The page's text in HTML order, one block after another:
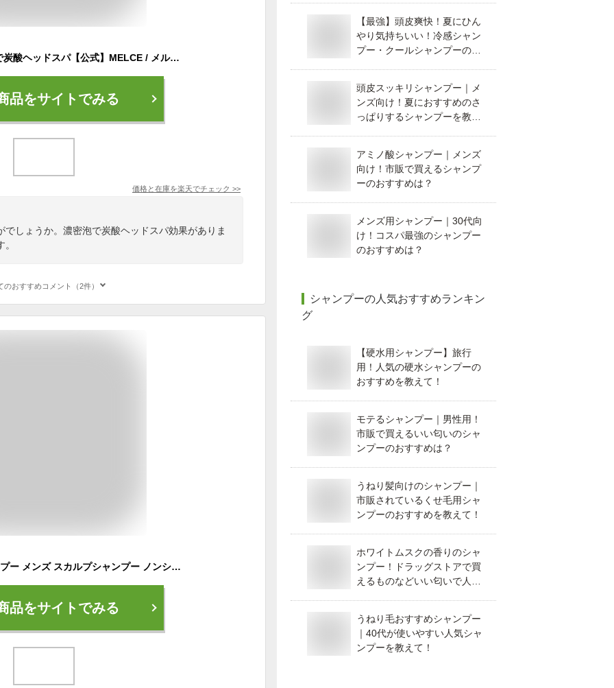
【64%OFF】濃密泡で炭酸ヘッドスパ【公式】MELCE / メルス スパークリング スパシャンプー | 炭酸シャンプー 濃密泡 ノンシリコン 頭皮ケア クレイ 炭 ヘッドスパ ダメージ補修 生トリートメント 200g 白髪
品をサイトでみる
価格と在庫を楽天でチェック >>
しょうか。濃密泡で炭酸ヘッドスパ効果がありま
のおすすめコメント（2件）
ADOMEN 炭酸シャンプー メンズ スカルプシャンプー ノンシリコン【濃密泡「頭皮スッキリニオイケア」毛髪診断士監修】大容量320g
品をサイトでみる
【最強】頭皮爽快！夏にひん
やり気持ちいい！冷感シャン
プー・クールシャンプーのお
頭皮スッキリシャンプー｜メ
ンズ向け！夏におすすめのさ
っぱりするシャンプーを教え
アミノ酸シャンプー｜メンズ
向け！市販で買えるシャンプ
ーのおすすめは？
メンズ用シャンプー｜30代向
け！コスパ最強のシャンプー
のおすすめは？
シャンプーの人気おすすめランキン
グ
【硬水用シャンプー】旅行
用！人気の硬水シャンプーの
おすすめを教えて！
モテるシャンプー｜男性用！
市販で買えるいい匂いのシャ
ンプーのおすすめは？
うねり髪向けのシャンプー｜
市販されているくせ毛用シャ
ンプーのおすすめを教えて！
ホワイトムスクの香りのシャ
ンプー！ドラッグストアで買
えるものなどいい匂いで人気
うねり毛おすすめシャンプー
｜40代が使いやすい人気シャ
ンプーを教えて！